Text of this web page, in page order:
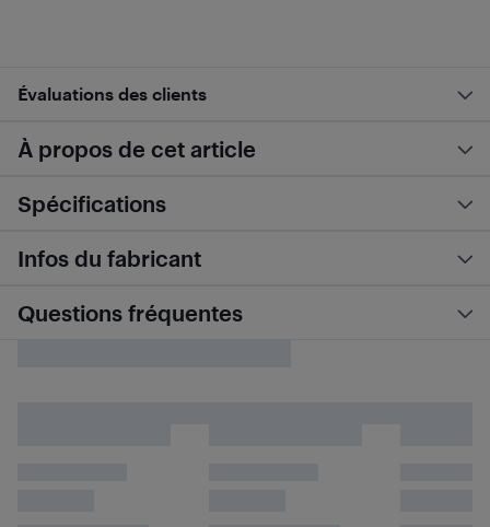
Évaluations des clients
À propos de cet article
Spécifications
Infos du fabricant
Questions fréquentes